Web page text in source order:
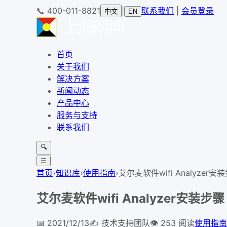
📞 400-011-8821 中文 EN 联系我们 会员登录
首页
关于我们
解决方案
新闻动态
产品中心
服务与支持
联系我们
🔍
☰
首页›知识库›使用指南›艾尔麦软件wifi Analyzer安装
艾尔麦软件wifi Analyzer安装步骤
📅 2021/12/13✍️ 技术支持团队👁 253 阅读使用指南